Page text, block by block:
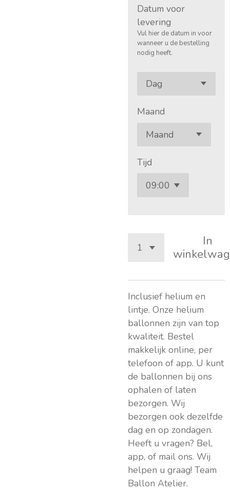
Datum voor
levering
Vul hier de datum in voor
wanneer u de bestelling
nodig heeft.
Maand
Tijd
In
Inclusief helium en
lintje. Onze helium
ballonnen zijn van top
kwaliteit. Bestel
makkelijk online, per
telefoon of app. U kunt
de ballonnen bij ons
ophalen of laten
bezorgen. Wij
bezorgen ook dezelfde
dag en op zondagen.
Heeft u vragen? Bel,
app, of mail ons. Wij
helpen u graag! Team
Ballon Atelier.